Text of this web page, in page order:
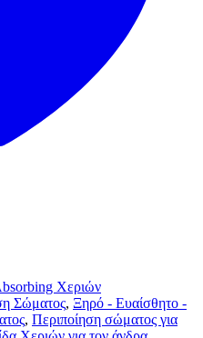
Σώματος, Ξηρό - Ευαίσθητο -
, Περιποίηση σώματος για